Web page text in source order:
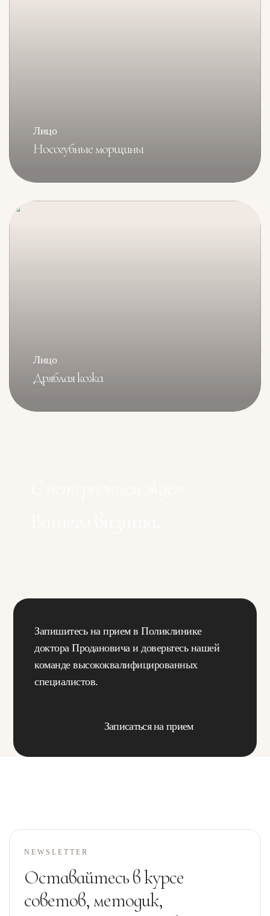
Лицо
Носогубные морщины
Лицо
Дряблая кожа
Запишитесь на прием в Поликлинике
доктора Продановича и доверьтесь нашей
команде высококвалифицированных
специалистов.
Записаться на прием
NEWSLETTER
Оставайтесь в курсе
советов, методик,